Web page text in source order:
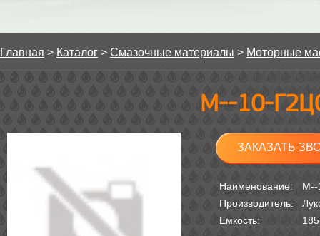
Главная > Каталог > Смазочные материалы > Моторные
М--10-
ЗАКАЗАТЬ
Наименование:
М--
Производитель:
Емкость: